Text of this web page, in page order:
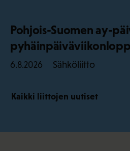
Pohjois-Suomen ay-
6.8.2026 Sähköliitto
Kaikki liittojen uutiset